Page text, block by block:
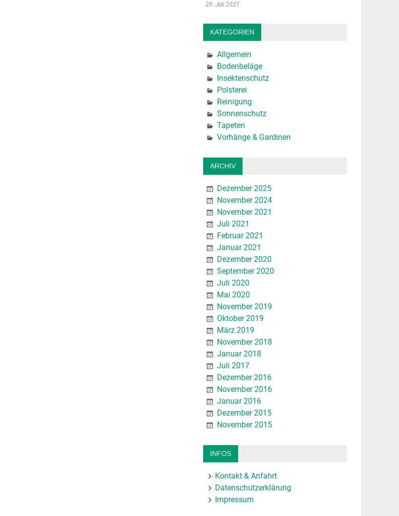
20. Juli 2021
KATEGORIEN
Allgemein
Bodenbeläge
Insektenschutz
Polsterei
Reinigung
Sonnenschutz
Tapeten
Vorhänge & Gardinen
ARCHIV
Dezember 2025
November 2024
November 2021
Juli 2021
Februar 2021
Januar 2021
Dezember 2020
September 2020
Juli 2020
Mai 2020
November 2019
Oktober 2019
März 2019
November 2018
Januar 2018
Juli 2017
Dezember 2016
November 2016
Januar 2016
Dezember 2015
November 2015
INFOS
Kontakt & Anfahrt
Datenschutzerklärung
Impressum